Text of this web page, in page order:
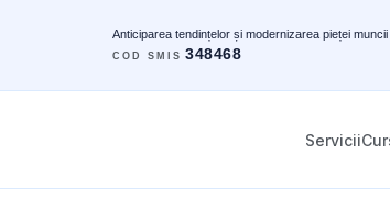
Anticiparea tendințelor și modernizarea pieței
COD SMIS 348468
Servicii